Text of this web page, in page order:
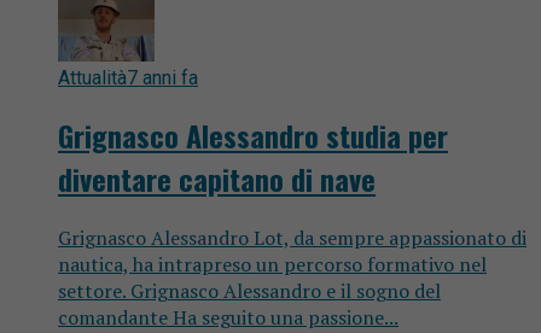
Attualità7 anni fa
Grignasco Alessandro studia per
diventare capitano di nave
Grignasco Alessandro Lot, da sempre appassionato di
nautica, ha intrapreso un percorso formativo nel
settore. Grignasco Alessandro e il sogno del
comandante Ha seguito una passione...